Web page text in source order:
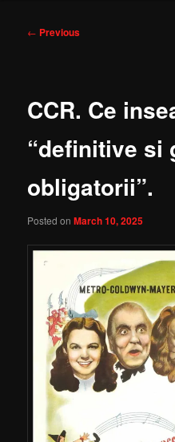
Post
← Previous
CCR. Ce
“definitive si
obligatorii”.
Posted onMarch 10, 2025